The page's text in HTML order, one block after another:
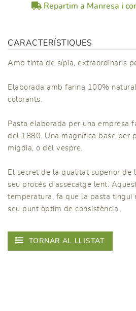
Repartim a Manresa i
CARACTERÍSTIQUES
Amb tinta de sípia, extraordinaris
Elaborada amb farina 100%
colorants.
Pasta elaborada per una empresa
del 1880. Una magnífica base per
migdia, o del vespre.
El secret de la qualitat superior de
seu procés d'assecatge lent.
temperatura, fa que la pasta tingui
seu punt òptim de consistència.
TORNAR AL LLISTAT